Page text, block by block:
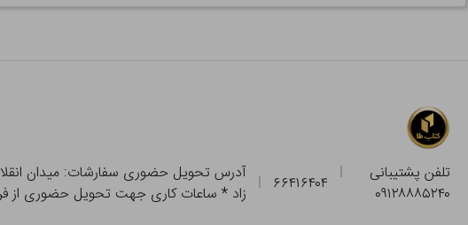
تلفن پشتیبانی
۰۹۱۲۸۸۸۵۲۴۰
۶۶۴۱۶۴۰۴
زاد * ساعات کاری جهت تحویل حضوری از فروشگاه و ارسال با